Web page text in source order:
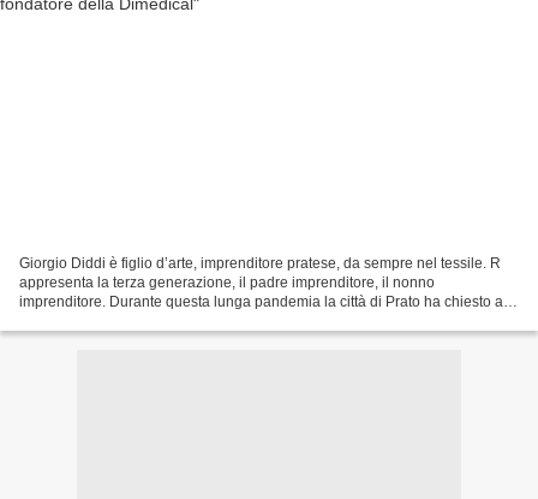
Giorgio Diddi è figlio d’arte, imprenditore pratese, da sempre nel tessile. R
appresenta la terza generazione, il padre imprenditore, il nonno
imprenditore. Durante questa lunga pandemia la città di Prato ha chiesto alla